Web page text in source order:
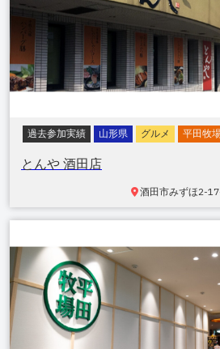
過去参加実績 山形県 グルメ 平田牧
とんや 酒田店
酒田市みずほ2-